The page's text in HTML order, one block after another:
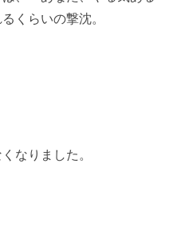
くらいの撃沈。
なりました。